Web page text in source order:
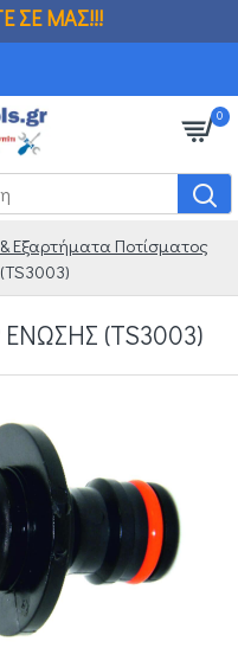
ΒΡΗΚΑΤΕ
0
Εξαρτήματα Ποτίσματος
(TS3003)